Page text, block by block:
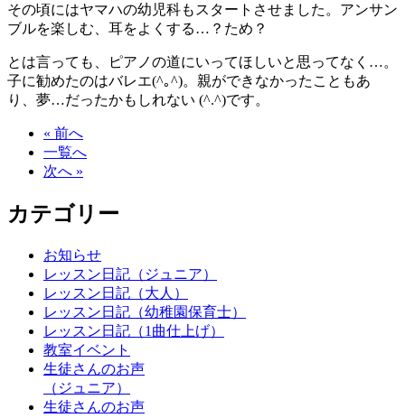
その頃にはヤマハの幼児科もスタートさせました。アンサン
ブルを楽しむ、耳をよくする…？ため？
とは言っても、ピアノの道にいってほしいと思ってなく…。
子に勧めたのはバレエ(^｡^)。親ができなかったこともあ
り、夢…だったかもしれない (^.^)です。
« 前へ
一覧へ
次へ »
カテゴリー
お知らせ
レッスン日記（ジュニア）
レッスン日記（大人）
レッスン日記（幼稚園保育士）
レッスン日記（1曲仕上げ）
教室イベント
生徒さんのお声
（ジュニア）
生徒さんのお声